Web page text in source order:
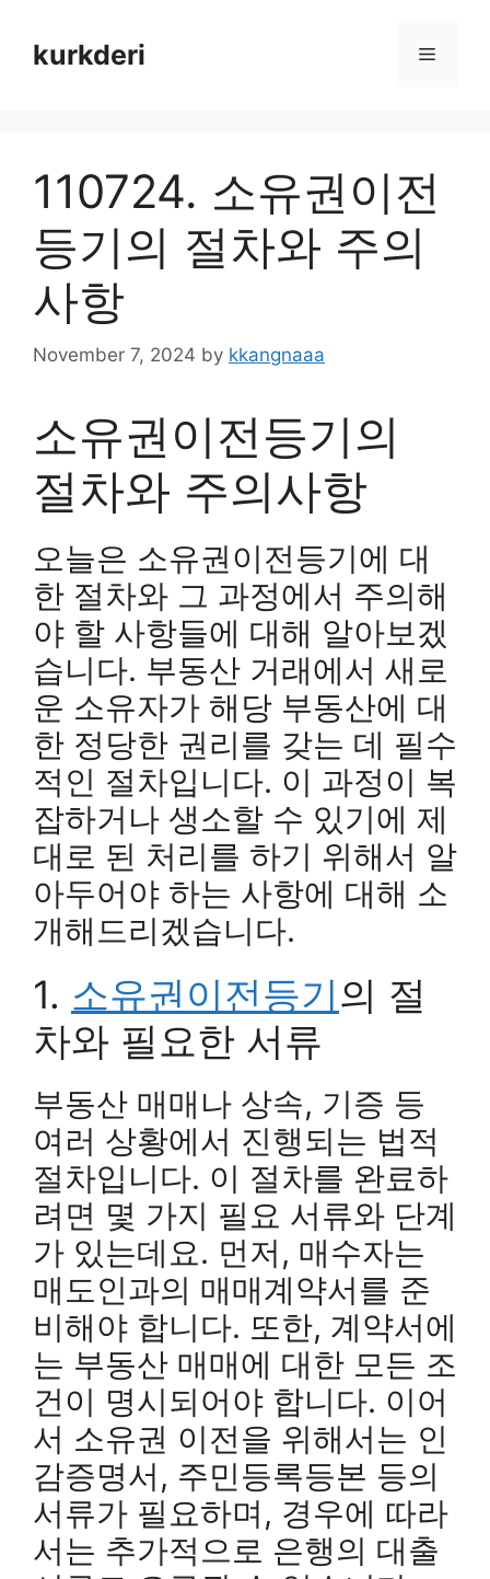
contentkurkderi Menu
110724. 소유권이전
등기의 절차와 주의
사항
November 7, 2024 by kkangnaaa
소유권이전등기의
절차와 주의사항
오늘은 소유권이전등기에 대
한 절차와 그 과정에서 주의해
야 할 사항들에 대해 알아보겠
습니다. 부동산 거래에서 새로
운 소유자가 해당 부동산에 대
한 정당한 권리를 갖는 데 필수
적인 절차입니다. 이 과정이 복
잡하거나 생소할 수 있기에 제
대로 된 처리를 하기 위해서 알
아두어야 하는 사항에 대해 소
개해드리겠습니다.
1. 소유권이전등기의 절
차와 필요한 서류
부동산 매매나 상속, 기증 등
여러 상황에서 진행되는 법적
절차입니다. 이 절차를 완료하
려면 몇 가지 필요 서류와 단계
가 있는데요. 먼저, 매수자는
매도인과의 매매계약서를 준
비해야 합니다. 또한, 계약서에
는 부동산 매매에 대한 모든 조
건이 명시되어야 합니다. 이어
서 소유권 이전을 위해서는 인
감증명서, 주민등록등본 등의
서류가 필요하며, 경우에 따라
서는 추가적으로 은행의 대출